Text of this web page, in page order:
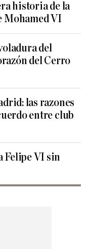
historia de la
Mohamed VI
del
del Cerro
las razones
entre club
Felipe VI sin